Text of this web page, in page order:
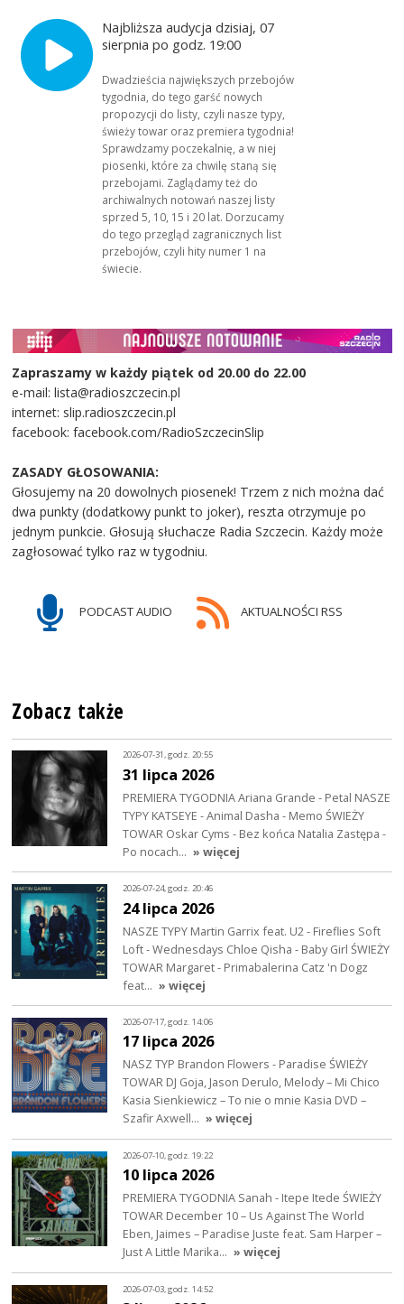
Najbliższa audycja dzisiaj, 07
sierpnia po godz. 19:00
Dwadzieścia największych przebojów
tygodnia, do tego garść nowych
propozycji do listy, czyli nasze typy,
świeży towar oraz premiera tygodnia!
Sprawdzamy poczekalnię, a w niej
piosenki, które za chwilę staną się
przebojami. Zaglądamy też do
archiwalnych notowań naszej listy
sprzed 5, 10, 15 i 20 lat. Dorzucamy
do tego przegląd zagranicznych list
przebojów, czyli hity numer 1 na
świecie.
Zapraszamy w każdy piątek od 20.00 do 22.00
e-mail: lista@radioszczecin.pl
internet: slip.radioszczecin.pl
facebook: facebook.com/RadioSzczecinSlip
ZASADY GŁOSOWANIA:
Głosujemy na 20 dowolnych piosenek! Trzem z nich można dać
dwa punkty (dodatkowy punkt to joker), reszta otrzymuje po
jednym punkcie. Głosują słuchacze Radia Szczecin. Każdy może
zagłosować tylko raz w tygodniu.
PODCAST AUDIO AKTUALNOŚCI RSS
Zobacz także
2026-07-31, godz. 20:55
31 lipca 2026
PREMIERA TYGODNIA Ariana Grande - Petal NASZE
TYPY KATSEYE - Animal Dasha - Memo ŚWIEŻY
TOWAR Oskar Cyms - Bez końca Natalia Zastępa -
Po nocach… » więcej
2026-07-24, godz. 20:46
24 lipca 2026
NASZE TYPY Martin Garrix feat. U2 - Fireflies Soft
Loft - Wednesdays Chloe Qisha - Baby Girl ŚWIEŻY
TOWAR Margaret - Primabalerina Catz 'n Dogz
feat… » więcej
2026-07-17, godz. 14:06
17 lipca 2026
NASZ TYP Brandon Flowers - Paradise ŚWIEŻY
TOWAR DJ Goja, Jason Derulo, Melody – Mi Chico
Kasia Sienkiewicz – To nie o mnie Kasia DVD –
Szafir Axwell… » więcej
2026-07-10, godz. 19:22
10 lipca 2026
PREMIERA TYGODNIA Sanah - Itepe Itede ŚWIEŻY
TOWAR December 10 – Us Against The World
Eben, Jaimes – Paradise Juste feat. Sam Harper –
Just A Little Marika… » więcej
2026-07-03, godz. 14:52